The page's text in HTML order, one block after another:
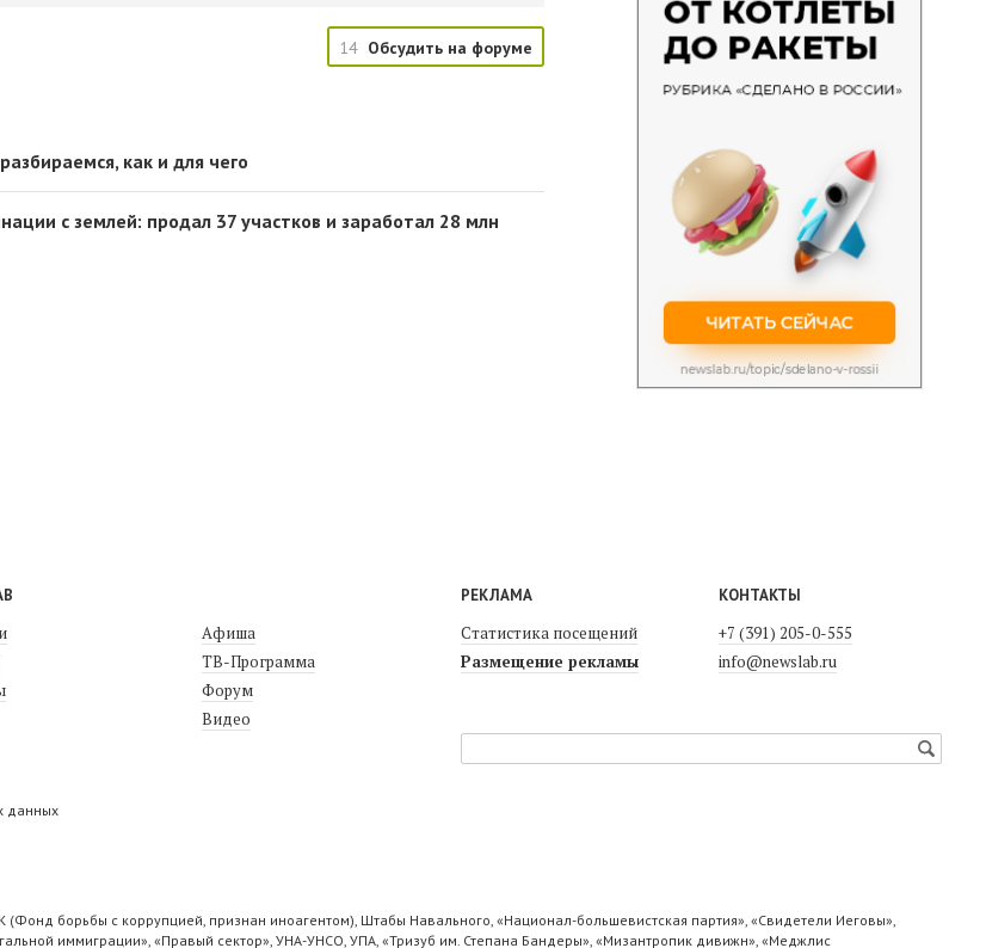
14 Обсудить на форуме
как и для чего
с землей: продал 37 участков и заработал 28 млн
Афиша
ТВ-Программа
Форум
Видео
РЕКЛАМА
Статистика посещений
Размещение рекламы
КОНТАКТЫ
+7 (391) 205-0-555
info@newslab.ru
данных
борьбы с коррупцией, признан иноагентом), Штабы Навального, «Национал-большевистская партия», «Свидетели Иеговы»,
иммиграции», «Правый сектор», УНА-УНСО, УПА, «Тризуб им. Степана Бандеры», «Мизантропик дивижн», «Меджлис